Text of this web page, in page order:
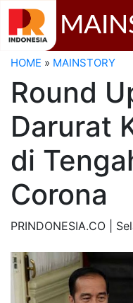
HOME » MAINSTORY
Round
Darurat
di
Corona
PRINDONESIA.CO |